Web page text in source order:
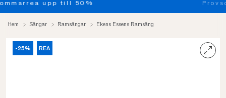
Provsov upp till 100 nätter. Läs mer
Hem Sängar Ramsängar Ekens Essens Ramsäng
-25% REA